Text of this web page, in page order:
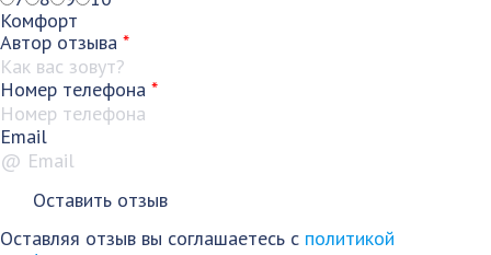
Комфорт
Автор отзыва *
Номер телефона *
Email
Оставляя отзыв вы соглашаетесь с политикой